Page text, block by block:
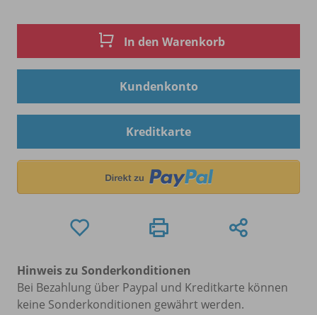
In den Warenkorb
Kundenkonto
Kreditkarte
Hinweis zu Sonderkonditionen
Bei Bezahlung über Paypal und Kreditkarte können
keine Sonderkonditionen gewährt werden.